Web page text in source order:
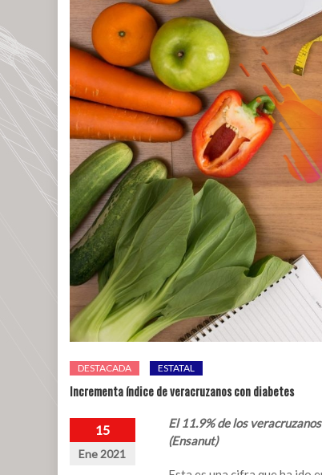
DESTACADA ESTATAL
Incrementa índice de veracruzanos con diabetes
15
Ene 2021
El 11.9% de los
(Ensanut)